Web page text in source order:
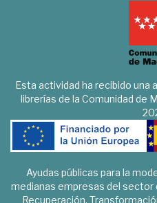
Esta actividad ha recibido una
librerías de la Comunidad de
Ayudas públicas para la
medianas empresas del sector
Recuperación,